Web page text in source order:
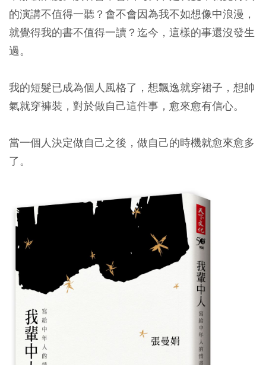
的演講不值得一聽？會不會因為我不如想像中浪漫，
就覺得我的書不值得一讀？迄今，這樣的事還沒發生
過。
我的短髮已成為個人風格了，想飄逸就穿裙子，想帥
氣就穿褲裝，對於做自己這件事，愈來愈有信心。
當一個人決定做自己之後，做自己的時機就愈來愈多
了。